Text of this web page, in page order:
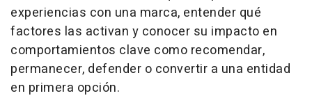
experiencias con una marca, entender qué
factores las activan y conocer su impacto en
comportamientos clave como recomendar,
permanecer, defender o convertir a una entidad
en primera opción.